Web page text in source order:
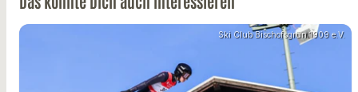
Ski Club Bischofsgrün 1909 e.V.